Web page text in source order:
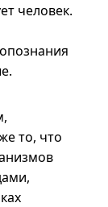
человек.
то, что